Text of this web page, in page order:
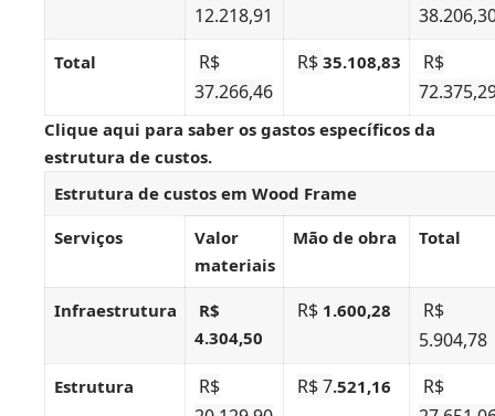
12.218,91
Total
R$
37.266,46
R$ 35.108,83
R$
Clique aqui para saber os gastos específicos da
estrutura de custos.
Estrutura de custos em Wood Frame
Serviços
Valor
materiais
Mão de obra Total
Infraestrutura
R$
4.304,50
R$ 1.600,28
R$
5.904,78
Estrutura
R$
R$ 7.521,16
R$